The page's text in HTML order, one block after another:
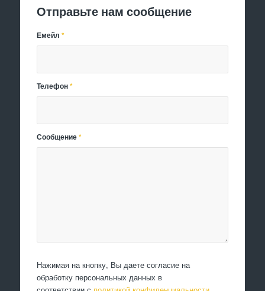
Отправьте нам сообщение
Емейл*
Телефон*
Сообщение*
Нажимая на кнопку, Вы даете согласие на
обработку персональных данных в